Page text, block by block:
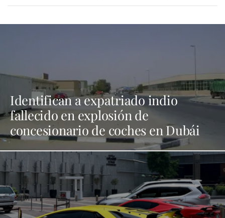
Identifican a expatriado indio
fallecido en explosión de
concesionario de coches en Dubái